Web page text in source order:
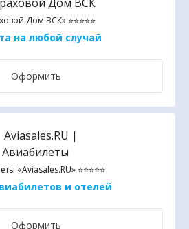
Дом ВСК» ⭐⭐⭐⭐⭐
на любой случай
Оформить
«Aviasales.RU» ⭐⭐⭐⭐⭐
и отелей
Оформить